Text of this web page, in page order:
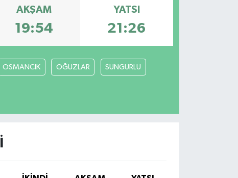
AKŞAM
19:54
YATSI
21:26
OSMANCIK OĞUZLAR SUNGURLU